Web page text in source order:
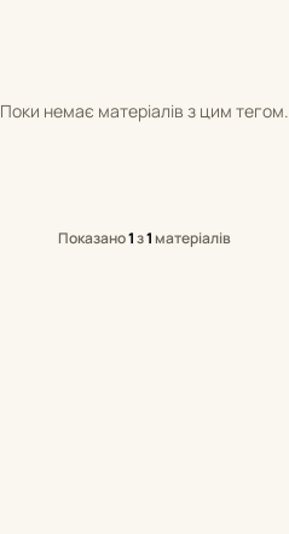
Поки немає матеріалів з цим тегом.
Показано1з1матеріалів